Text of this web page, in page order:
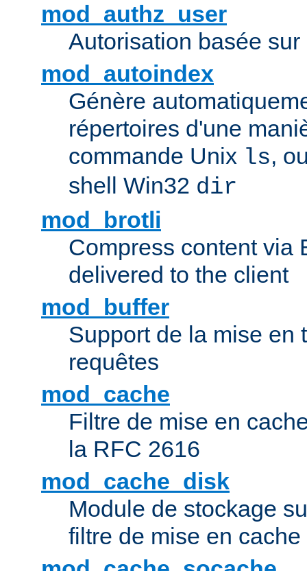
mod_authz_user
Autorisation basée
mod_autoindex
Génère
répertoires d'une
commande Unix ls,
shell Win32 dir
mod_brotli
Compress content via
delivered to the client
mod_buffer
Support de la mise en
requêtes
mod_cache
Filtre de mise en
la RFC 2616
mod_cache_disk
Module de stockage
filtre de mise en cache